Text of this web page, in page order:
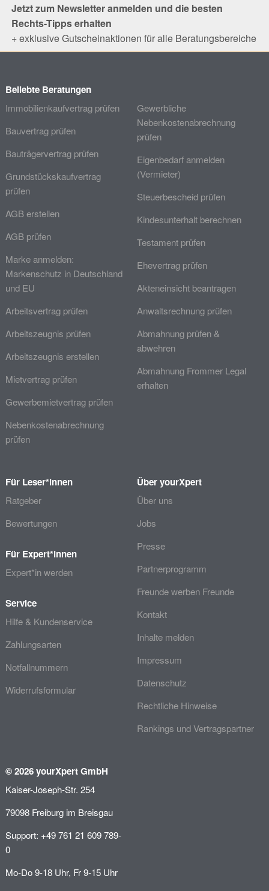
Jetzt zum Newsletter anmelden und die besten
Rechts-Tipps erhalten
+ exklusive Gutscheinaktionen für alle Beratungsbereiche
Beliebte Beratungen
Immobilienkaufvertrag prüfen
Bauvertrag prüfen
Bauträgervertrag prüfen
Grundstückskaufvertrag
prüfen
AGB erstellen
AGB prüfen
Marke anmelden:
Markenschutz in Deutschland
und EU
Arbeitsvertrag prüfen
Arbeitszeugnis prüfen
Arbeitszeugnis erstellen
Mietvertrag prüfen
Gewerbemietvertrag prüfen
Nebenkostenabrechnung
prüfen
Gewerbliche
Nebenkostenabrechnung
prüfen
Eigenbedarf anmelden
(Vermieter)
Steuerbescheid prüfen
Kindesunterhalt berechnen
Testament prüfen
Ehevertrag prüfen
Akteneinsicht beantragen
Anwaltsrechnung prüfen
Abmahnung prüfen &
abwehren
Abmahnung Frommer Legal
erhalten
Für Leser*innen
Ratgeber
Bewertungen
Für Expert*innen
Expert*in werden
Service
Hilfe & Kundenservice
Zahlungsarten
Notfallnummern
Widerrufsformular
Über yourXpert
Über uns
Jobs
Presse
Partnerprogramm
Freunde werben Freunde
Kontakt
Inhalte melden
Impressum
Datenschutz
Rechtliche Hinweise
Rankings und Vertragspartner
© 2026 yourXpert GmbH
Kaiser-Joseph-Str. 254
79098 Freiburg im Breisgau
Support: +49 761 21 609 789-
0
Mo-Do 9-18 Uhr, Fr 9-15 Uhr